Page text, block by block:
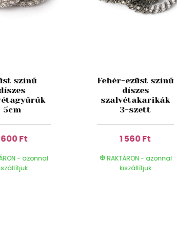
színű
5cm
600 Ft
- azonnal
Fehér-ezüst színű
díszes
szalvétakarikák
3-szett
1 560 Ft
RAKTÁRON - azonnal
kiszállítjuk